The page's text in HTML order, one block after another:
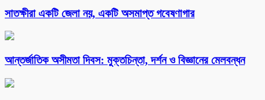
সাতক্ষীরা একটি জেলা নয়, একটি অসমাপ্ত গবেষণাগার
আন্তর্জাতিক অসীমতা দিবস: মুক্তচিন্তা, দর্শন ও বিজ্ঞানের মেলবন্ধন